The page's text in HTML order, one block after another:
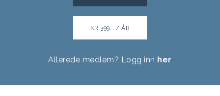
KR 399,- / ÅR
Allerede medlem? Logg inn her